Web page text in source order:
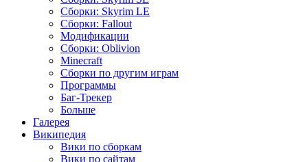
Сборки: Skyrim LE
Сборки: Fallout
Модификации
Сборки: Oblivion
Minecraft
Сборки по другим играм
Программы
Баг-Трекер
Больше
Галерея
Википедия
Вики по сборкам
Вики по сайтам